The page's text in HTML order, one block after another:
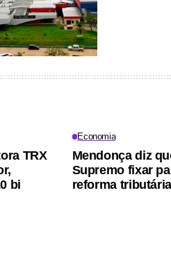
TRX
bi
Economia
Mendonça diz
Supremo fixar
reforma tributária